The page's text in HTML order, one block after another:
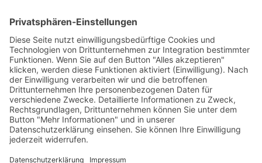
Impressum Datenschutz Links
Developed and powered bygrafix.house